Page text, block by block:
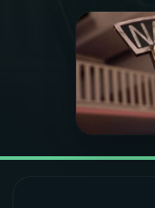
PROGRAMAS
PODCASTS